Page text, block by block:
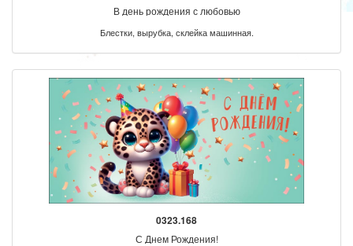
В день рождения с любовью
Блестки, вырубка, склейка машинная.
0323.168
С Днем Рождения!